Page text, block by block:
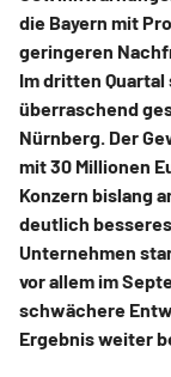
die Bayern mit
geringeren
Im dritten
überraschend
Nürnberg. Der
mit 30 Millionen
Konzern bislang
deutlich
Unternehmen
vor allem im
schwächere
Ergebnis weiter